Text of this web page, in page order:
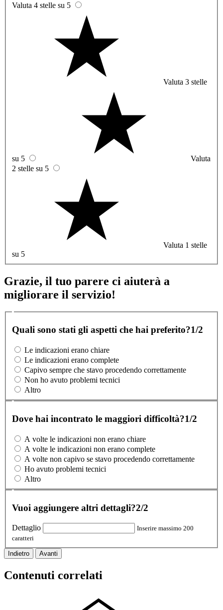
Valuta 4 stelle su 5
Valuta 3 stelle
su 5
Valuta
2 stelle su 5
Valuta 1 stelle
su 5
Grazie, il tuo parere ci aiuterà a
migliorare il servizio!
Quali sono stati gli aspetti che hai preferito?1/2
Le indicazioni erano chiare
Le indicazioni erano complete
Capivo sempre che stavo procedendo correttamente
Non ho avuto problemi tecnici
Altro
Dove hai incontrato le maggiori difficoltà?1/2
A volte le indicazioni non erano chiare
A volte le indicazioni non erano complete
A volte non capivo se stavo procedendo correttamente
Ho avuto problemi tecnici
Altro
Vuoi aggiungere altri dettagli?2/2
Dettaglio
Inserire massimo 200
caratteri
Indietro Avanti
Contenuti correlati